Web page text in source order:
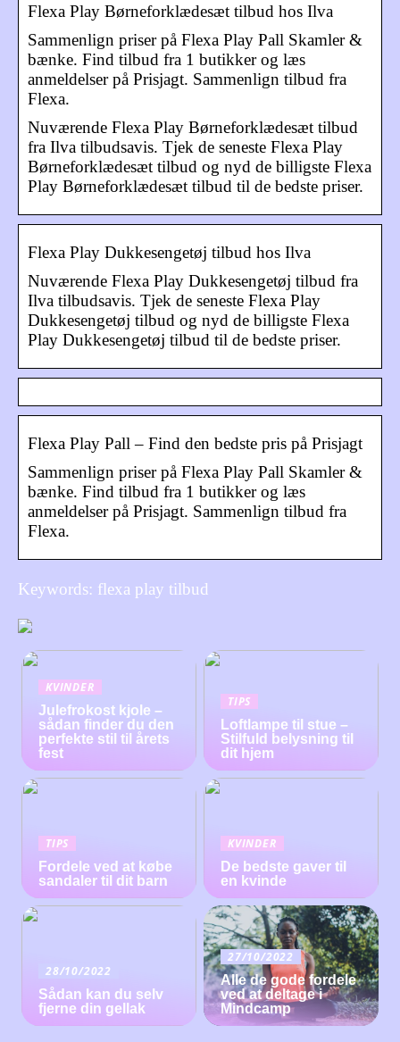
Flexa Play Børneforklædesæt tilbud hos Ilva
Sammenlign priser på Flexa Play Pall Skamler &
bænke. Find tilbud fra 1 butikker og læs
anmeldelser på Prisjagt. Sammenlign tilbud fra
Flexa.
Nuværende Flexa Play Børneforklædesæt tilbud
fra Ilva tilbudsavis. Tjek de seneste Flexa Play
Børneforklædesæt tilbud og nyd de billigste Flexa
Play Børneforklædesæt tilbud til de bedste priser.
Flexa Play Dukkesengetøj tilbud hos Ilva
Nuværende Flexa Play Dukkesengetøj tilbud fra
Ilva tilbudsavis. Tjek de seneste Flexa Play
Dukkesengetøj tilbud og nyd de billigste Flexa
Play Dukkesengetøj tilbud til de bedste priser.
Flexa Play Pall – Find den bedste pris på Prisjagt
Sammenlign priser på Flexa Play Pall Skamler &
bænke. Find tilbud fra 1 butikker og læs
anmeldelser på Prisjagt. Sammenlign tilbud fra
Flexa.
Keywords: flexa play tilbud
KVINDER
Julefrokost kjole –
sådan finder du den
perfekte stil til årets
fest
TIPS
Loftlampe til stue –
Stilfuld belysning til
dit hjem
TIPS
Fordele ved at købe
sandaler til dit barn
KVINDER
De bedste gaver til
en kvinde
28/10/2022
Sådan kan du selv
fjerne din gellak
27/10/2022
Alle de gode fordele
ved at deltage i
Mindcamp